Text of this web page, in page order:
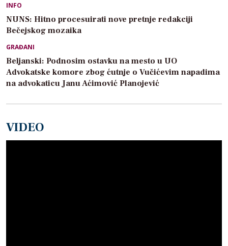
INFO
NUNS: Hitno procesuirati nove pretnje redakciji
Bečejskog mozaika
GRAĐANI
Beljanski: Podnosim ostavku na mesto u UO
Advokatske komore zbog ćutnje o Vučićevim napadima
na advokaticu Janu Aćimović Planojević
VIDEO